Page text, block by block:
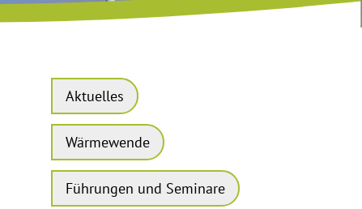
Aktuelles
Wärmewende
Führungen und Seminare